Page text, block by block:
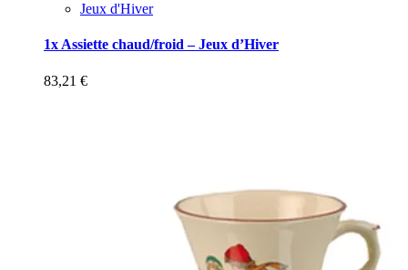
Jeux d'Hiver
1x Assiette chaud/froid – Jeux d’Hiver
83,21 €